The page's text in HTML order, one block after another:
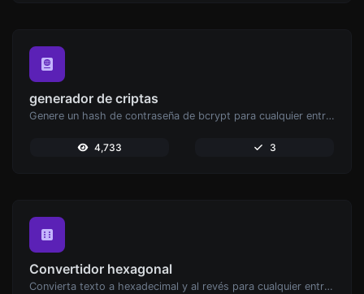
generador de criptas
Genere un hash de contraseña de bcrypt para cualquier entrada de cadena.
4,733 3
Convertidor hexagonal
Convierta texto a hexadecimal y al revés para cualquier entrada de cadena.